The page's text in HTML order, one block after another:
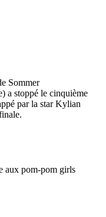
Sommer
a stoppé le cinquième
par la star Kylian
aux pom-pom girls